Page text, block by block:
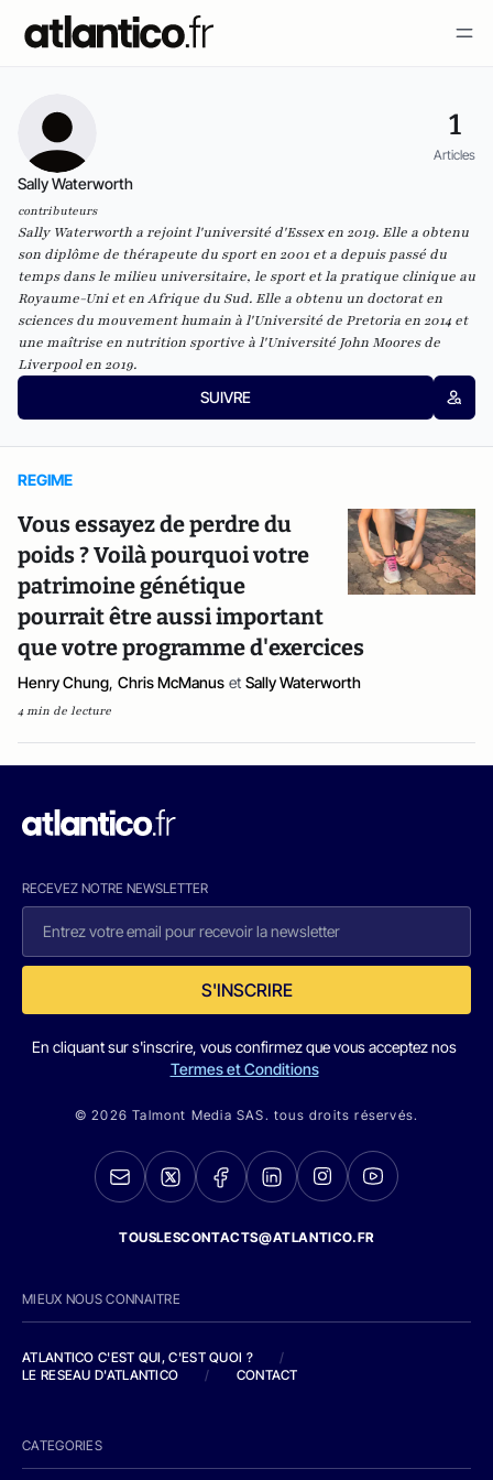
1
Articles
Sally Waterworth
contributeurs
Sally Waterworth a rejoint l'université d'Essex en 2019. Elle a obtenu
son diplôme de thérapeute du sport en 2001 et a depuis passé du
temps dans le milieu universitaire, le sport et la pratique clinique au
Royaume-Uni et en Afrique du Sud. Elle a obtenu un doctorat en
sciences du mouvement humain à l'Université de Pretoria en 2014 et
une maîtrise en nutrition sportive à l'Université John Moores de
Liverpool en 2019.
SUIVRE
REGIME
Vous essayez de perdre du
poids ? Voilà pourquoi votre
patrimoine génétique
pourrait être aussi important
que votre programme d'exercices
Henry Chung, Chris McManus et Sally Waterworth
4 min de lecture
RECEVEZ NOTRE NEWSLETTER
S'INSCRIRE
En cliquant sur s'inscrire, vous confirmez que vous acceptez nos
Termes et Conditions
© 2026 Talmont Media SAS. tous droits réservés.
TOUSLESCONTACTS@ATLANTICO.FR
MIEUX NOUS CONNAITRE
ATLANTICO C'EST QUI, C'EST QUOI ?
/
LE RESEAU D'ATLANTICO
/ CONTACT
CATEGORIES